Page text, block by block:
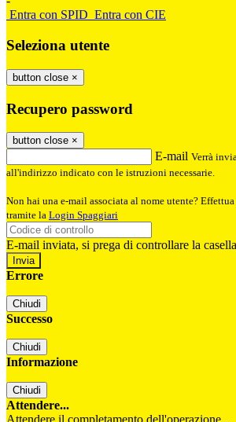
Entra con SPID Entra con CIE
Seleziona utente
button close ×
Recupero password
button close ×
E-mail Verrà
all'indirizzo indicato con le istruzioni necessarie.
Non hai una e-mail associata al nome utente?
tramite la Login Spaggiari
E-mail inviata, si prega di controllare la
Errore
Chiudi
Successo
Chiudi
Informazione
Chiudi
Attendere...